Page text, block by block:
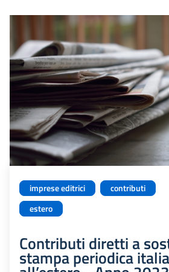
imprese editrici
contributi
estero
Contributi diretti a
stampa periodica